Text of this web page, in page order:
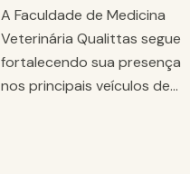
A Faculdade de Medicina
Veterinária Qualittas segue
fortalecendo sua presença
nos principais veículos de…